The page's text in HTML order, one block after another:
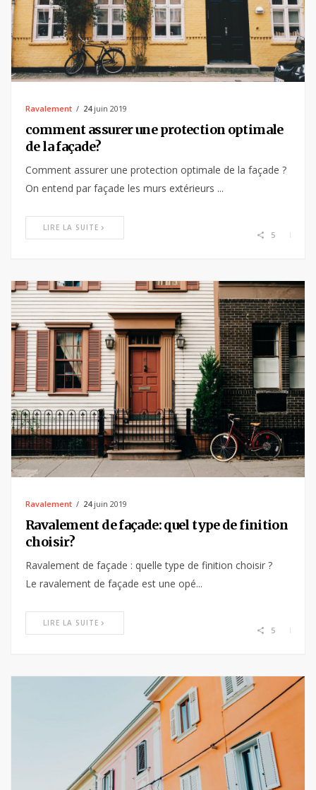
Ravalement 24juin 2019
comment assurer une protection optimale
de la façade?
Comment assurer une protection optimale de la façade ?
On entend par façade les murs extérieurs ...
LIRE LA SUITE
5
Ravalement 24juin 2019
Ravalement de façade: quel type de finition
choisir?
Ravalement de façade : quelle type de finition choisir ?
Le ravalement de façade est une opé...
LIRE LA SUITE
5